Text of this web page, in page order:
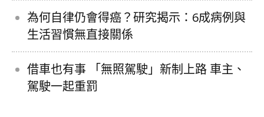
為何自律仍會得癌？研究揭示：6成病例與
生活習慣無直接關係
借車也有事 「無照駕駛」新制上路 車主、
駕駛一起重罰